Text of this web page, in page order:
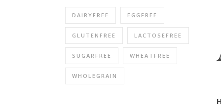
DAIRYFREE EGGFREE
GLUTENFREE LACTOSEFREE
SUGARFREE WHEATFREE
WHOLEGRAIN